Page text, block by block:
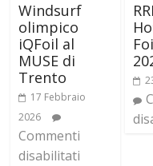
Windsurf
olimpico
iQFoil al
MUSE di
Trento
17 Febbraio
2026
Commenti
disabilitati